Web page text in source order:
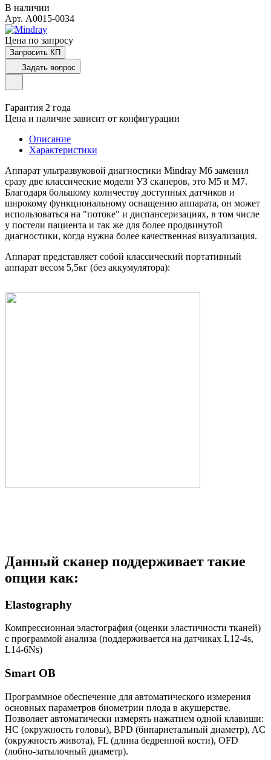
В наличии
Арт. A0015-0034
Цена по запросу
Запросить КП
Задать вопрос
Гарантия 2 года
Цена и наличие зависит от конфигурации
Описание
Характеристики
Аппарат ультразвуковой диагностики Mindray M6 заменил
сразу две классические модели УЗ сканеров, это M5 и M7.
Благодаря большому количеству доступных датчиков и
широкому функциональному оснащению аппарата, он может
использоваться на "потоке" и диспансеризациях, в том числе
у постели пациента и так же для более продвинутой
диагностики, когда нужна более качественная визуализация.
Аппарат представляет собой классический портативный
аппарат весом 5,5кг (без аккумулятора):
Данный сканер поддерживает такие
опции как:
Elastography
Компрессионная эластография (оценки эластичности тканей)
с программой анализа (поддерживается на датчиках L12-4s,
L14-6Ns)
Smart OB
Программное обеспечение для автоматического измерения
основных параметров биометрии плода в акушерстве.
Позволяет автоматически измерять нажатием одной клавиши:
HC (окружность головы), BPD (бипариетальный диаметр), AC
(окружность живота), FL (длина бедренной кости), OFD
(лобно-затылочный диаметр).